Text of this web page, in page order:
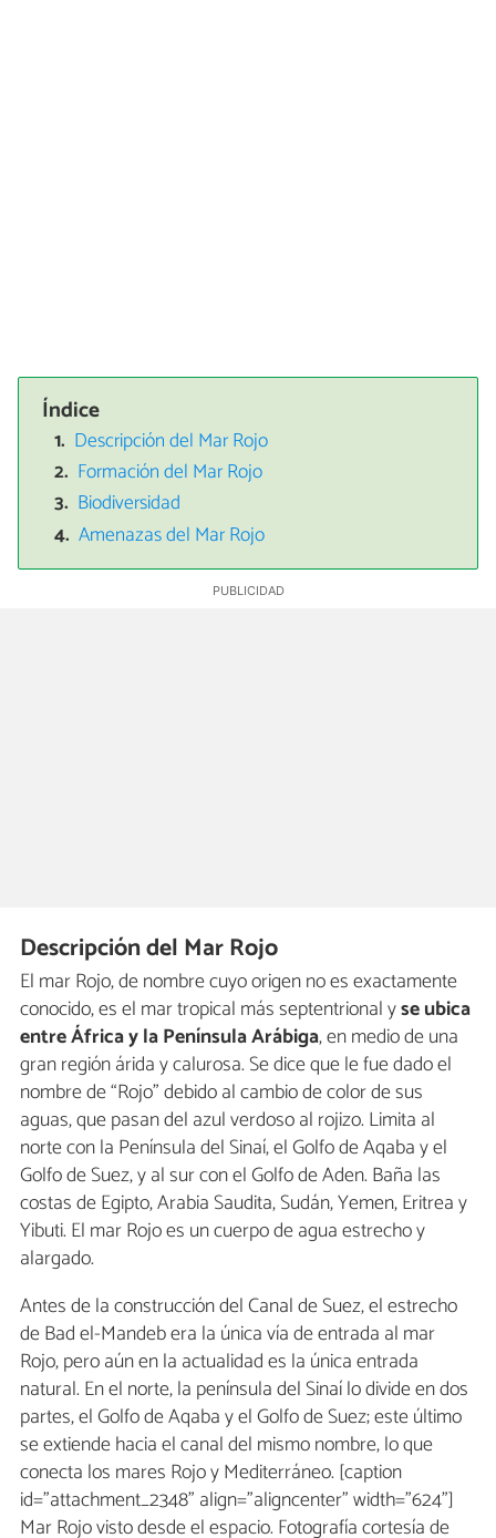
Índice
Descripción del Mar Rojo
Formación del Mar Rojo
Biodiversidad
Amenazas del Mar Rojo
Descripción del Mar Rojo
El mar Rojo, de nombre cuyo origen no es exactamente
conocido, es el mar tropical más septentrional yse ubica
entre África y la Península Arábiga, en medio de una
gran región árida y calurosa. Se dice que le fue dado el
nombre de “Rojo” debido al cambio de color de sus
aguas, que pasan del azul verdoso al rojizo. Limita al
norte con la Península del Sinaí, el Golfo de Aqaba y el
Golfo de Suez, y al sur con el Golfo de Aden. Baña las
costas de Egipto, Arabia Saudita, Sudán, Yemen, Eritrea y
Yibuti. El mar Rojo es un cuerpo de agua estrecho y
alargado.
Antes de la construcción del Canal de Suez, el estrecho
de Bad el-Mandeb era la única vía de entrada al mar
Rojo, pero aún en la actualidad es la única entrada
natural. En el norte, la península del Sinaí lo divide en dos
partes, el Golfo de Aqaba y el Golfo de Suez; este último
se extiende hacia el canal del mismo nombre, lo que
conecta los mares Rojo y Mediterráneo. [caption
id="attachment_2348" align="aligncenter" width="624"]
Mar Rojo visto desde el espacio. Fotografía cortesía de